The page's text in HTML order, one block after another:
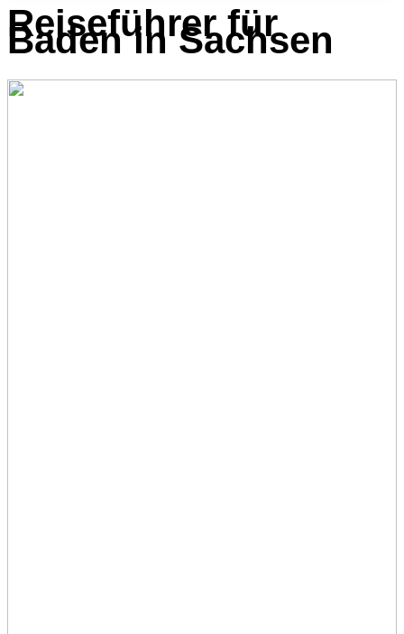
Reiseführer für
Baden in Sachsen